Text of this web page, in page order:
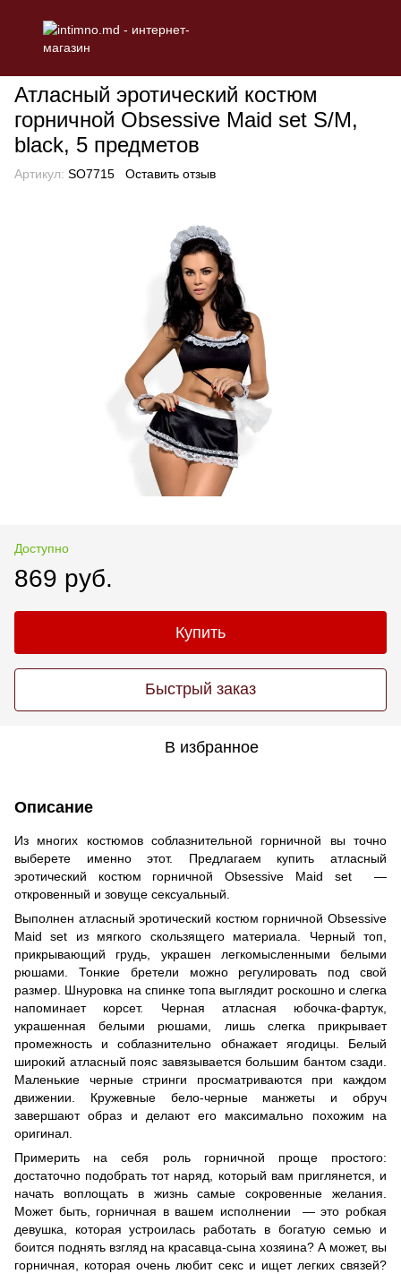
Атласный эротический костюм
горничной Obsessive Maid set S/M,
black, 5 предметов
Артикул: SO7715 Оставить отзыв
Доступно
869 руб.
Купить
Быстрый заказ
В избранное
Описание
Из многих костюмов соблазнительной горничной вы точно
выберете именно этот. Предлагаем купить атласный
эротический костюм горничной Obsessive Maid set —
откровенный и зовуще сексуальный.
Выполнен атласный эротический костюм горничной Obsessive
Maid set из мягкого скользящего материала. Черный топ,
прикрывающий грудь, украшен легкомысленными белыми
рюшами. Тонкие бретели можно регулировать под свой
размер. Шнуровка на спинке топа выглядит роскошно и слегка
напоминает корсет. Черная атласная юбочка-фартук,
украшенная белыми рюшами, лишь слегка прикрывает
промежность и соблазнительно обнажает ягодицы. Белый
широкий атласный пояс завязывается большим бантом сзади.
Маленькие черные стринги просматриваются при каждом
движении. Кружевные бело-черные манжеты и обруч
завершают образ и делают его максимально похожим на
оригинал.
Примерить на себя роль горничной проще простого:
достаточно подобрать тот наряд, который вам приглянется, и
начать воплощать в жизнь самые сокровенные желания.
Может быть, горничная в вашем исполнении — это робкая
девушка, которая устроилась работать в богатую семью и
боится поднять взгляд на красавца-сына хозяина? А может, вы
горничная, которая очень любит секс и ищет легких связей?